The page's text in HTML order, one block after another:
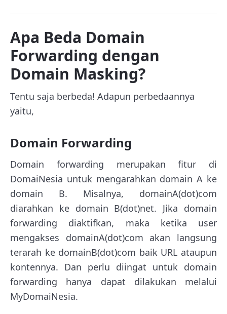
Apa Beda Domain
Forwarding dengan
Domain Masking?
Tentu saja berbeda! Adapun perbedaannya
yaitu,
Domain Forwarding
Domain forwarding merupakan fitur di
DomaiNesia untuk mengarahkan domain A ke
domain B. Misalnya, domainA(dot)com
diarahkan ke domain B(dot)net. Jika domain
forwarding diaktifkan, maka ketika user
mengakses domainA(dot)com akan langsung
terarah ke domainB(dot)com baik URL ataupun
kontennya. Dan perlu diingat untuk domain
forwarding hanya dapat dilakukan melalui
MyDomaiNesia.